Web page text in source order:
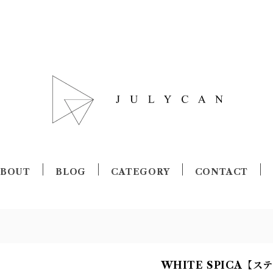
BLOG CATEGORY CONTACT
WHITE SPICA【ステ